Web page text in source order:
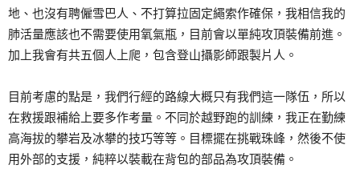
地、也沒有聘僱雪巴人、不打算拉固定繩索作確保，我相信我的
肺活量應該也不需要使用氧氣瓶，目前會以單純攻頂裝備前進。
加上我會有共五個人上爬，包含登山攝影師跟製片人。
目前考慮的點是，我們行經的路線大概只有我們這一隊伍，所以
在救援跟補給上要多作考量。不同於越野跑的訓練，我正在勤練
高海拔的攀岩及冰攀的技巧等等。目標擺在挑戰珠峰，然後不使
用外部的支援，純粹以裝載在背包的部品為攻頂裝備。